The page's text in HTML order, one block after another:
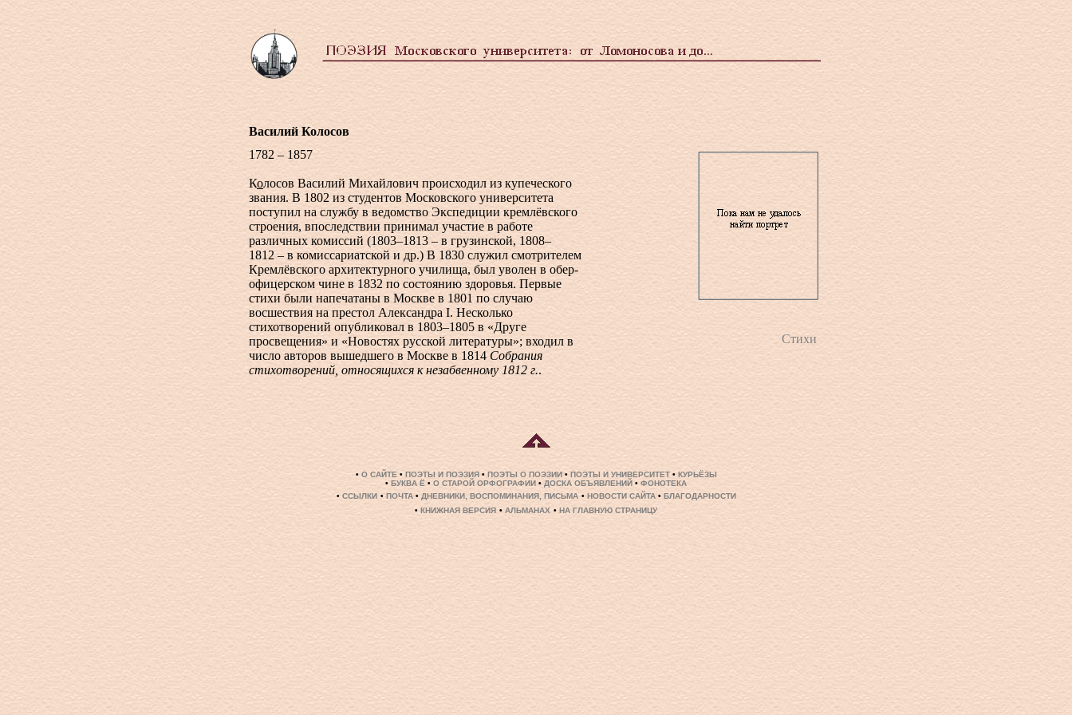
Василий Колосов
1782 – 1857
Колосов Василий Михайлович происходил из купеческого
звания. В 1802 из студентов Московского университета
поступил на службу в ведомство Экспедиции кремлёвского
строения, впоследствии принимал участие в работе
различных комиссий (1803–1813 – в грузинской, 1808–
1812 – в комиссариатской и др.) В 1830 служил смотрителем
Кремлёвского архитектурного училища, был уволен в обер-
офицерском чине в 1832 по состоянию здоровья. Первые
стихи были напечатаны в Москве в 1801 по случаю
восшествия на престол Александра I. Несколько
стихотворений опубликовал в 1803–1805 в «Друге
просвещения» и «Новостях русской литературы»; входил в
число авторов вышедшего в Москве в 1814 Собрания
стихотворений, относящихся к незабвенному 1812 г..
Стихи